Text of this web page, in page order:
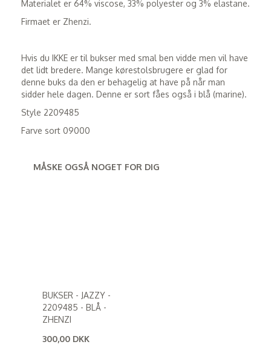
Materialet er 64% viscose, 33% polyester og 3% elastane.
Firmaet er Zhenzi.
Hvis du IKKE er til bukser med smal ben vidde men vil have
det lidt bredere. Mange kørestolsbrugere er glad for
denne buks da den er behagelig at have på når man
sidder hele dagen. Denne er sort fåes også i blå (marine).
Style 2209485
Farve sort 09000
MÅSKE OGSÅ NOGET FOR DIG
BUKSER - JAZZY -
2209485 - BLÅ -
ZHENZI
300,00 DKK